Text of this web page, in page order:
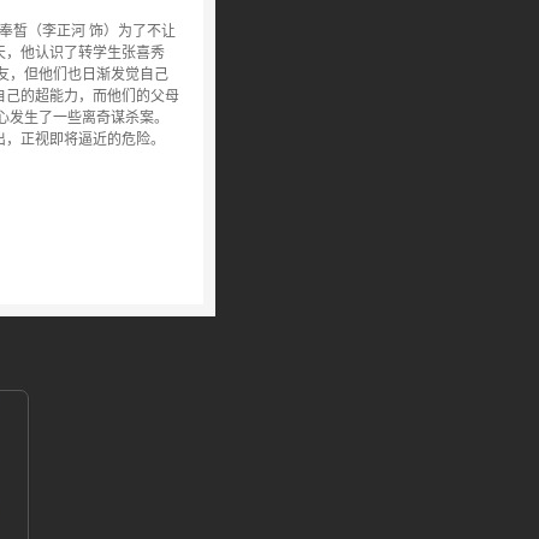
皙（李正河 饰）为了不让
，他认识了转学生张喜秀
，但他们也日渐发觉自己
的超能力，而他们的父母
生了一些离奇谋杀案。
正视即将逼近的危险。